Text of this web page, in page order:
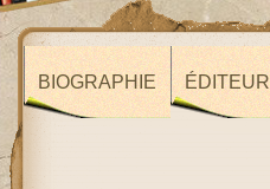
BIOGRAPHIE ÉDITEUR